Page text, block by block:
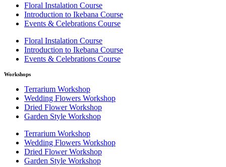
Floral Instalation Course
Introduction to Ikebana Course
Events & Celebrations Course
Floral Instalation Course
Introduction to Ikebana Course
Events & Celebrations Course
Workshops
Terrarium Workshop
Wedding Flowers Workshop
Dried Flower Workshop
Garden Style Workshop
Terrarium Workshop
Wedding Flowers Workshop
Dried Flower Workshop
Garden Style Workshop